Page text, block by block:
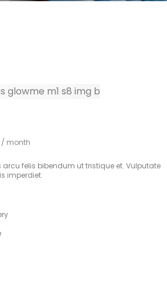
/ month
felis bibendum ut tristique et. Vulputate
imperdiet.